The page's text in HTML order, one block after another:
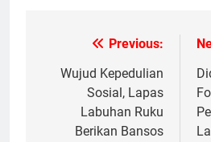
Navigasi
pos
Previous:
Wujud Kepedulian
Sosial, Lapas
Labuhan Ruku
Berikan Bansos